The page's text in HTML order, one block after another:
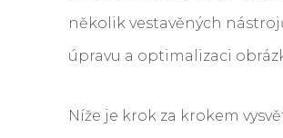
několik vestavěných
úpravu a optimalizaci
Níže je krok za krokem